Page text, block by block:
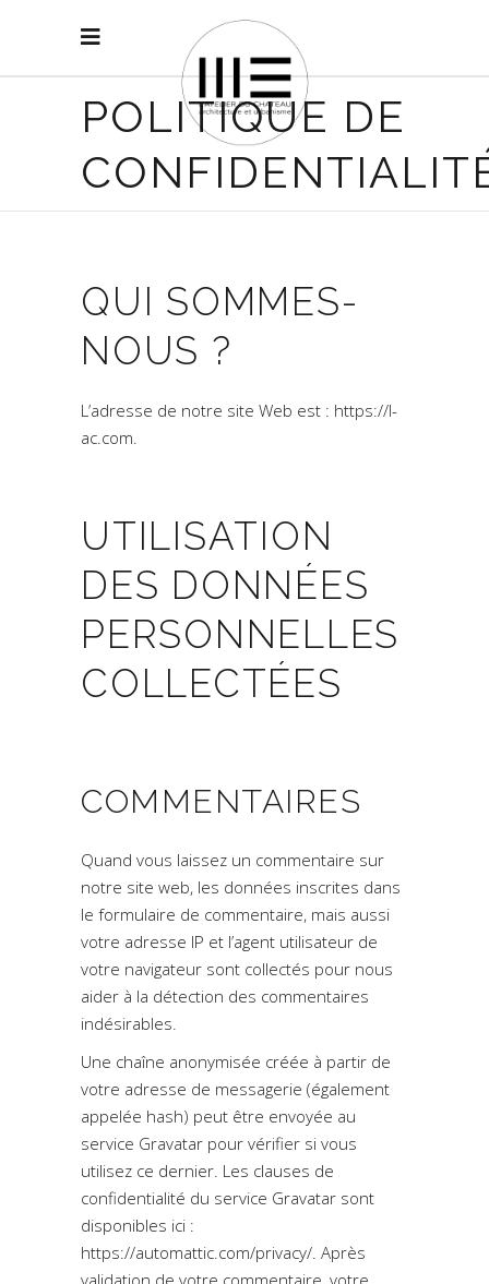
POLITIQUE DE
QUI SOMMES-
NOUS ?
L’adresse de notre site Web est : https://l-
ac.com.
UTILISATION
DES DONNÉES
PERSONNELLES
COLLECTÉES
COMMENTAIRES
Quand vous laissez un commentaire sur
notre site web, les données inscrites dans
le formulaire de commentaire, mais aussi
votre adresse IP et l’agent utilisateur de
votre navigateur sont collectés pour nous
aider à la détection des commentaires
indésirables.
Une chaîne anonymisée créée à partir de
votre adresse de messagerie (également
appelée hash) peut être envoyée au
service Gravatar pour vérifier si vous
utilisez ce dernier. Les clauses de
confidentialité du service Gravatar sont
disponibles ici :
https://automattic.com/privacy/. Après
validation de votre commentaire, votre